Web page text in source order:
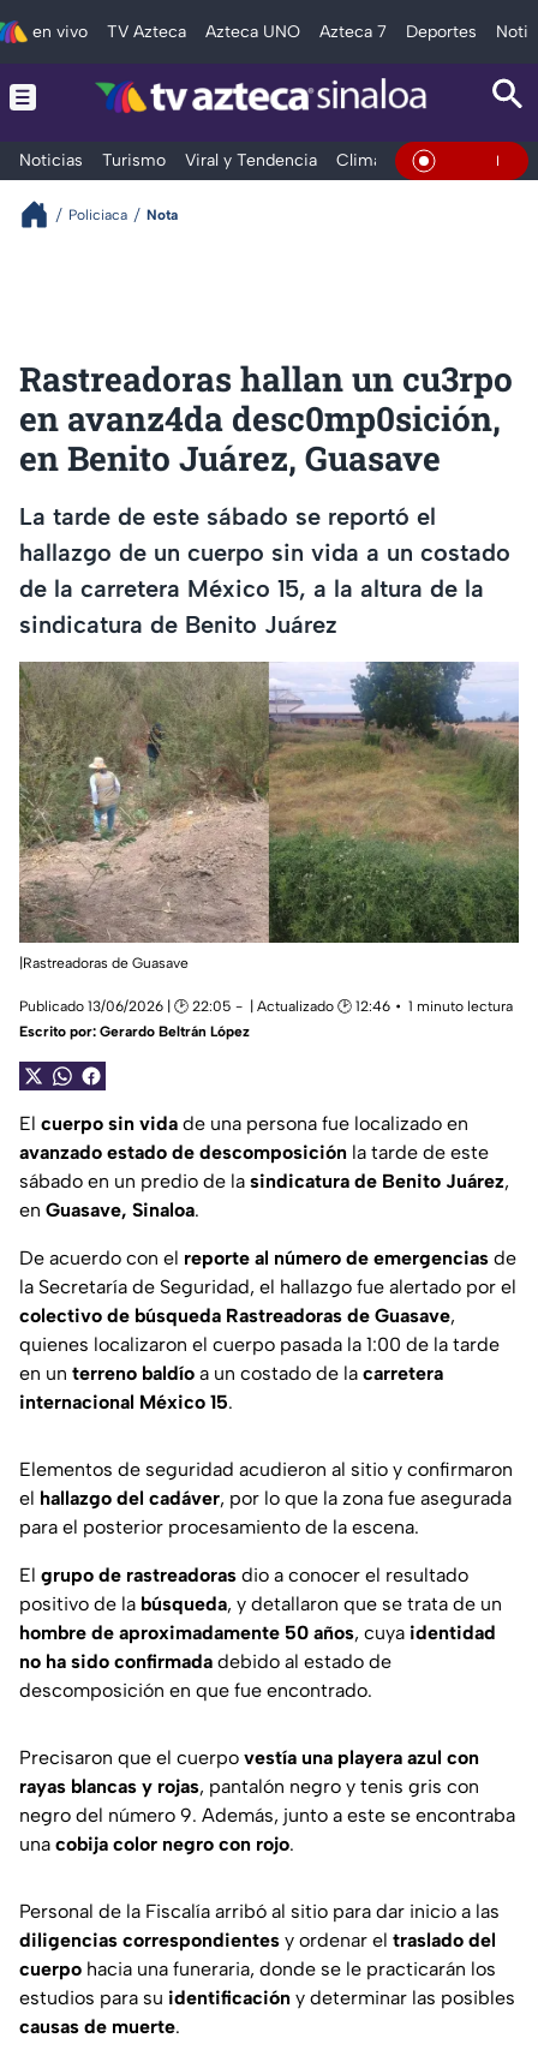
en vivo TV Azteca Azteca UNO Azteca 7 Deportes
Noticias Turismo Viral y Tendencia Clima Deportes En Vivo
Policiaca Nota
Rastreadoras hallan un cu3rpo
en avanz4da desc0mp0sición,
en Benito Juárez, Guasave
La tarde de este sábado se reportó el
hallazgo de un cuerpo sin vida a un costado
de la carretera México 15, a la altura de la
sindicatura de Benito Juárez
|Rastreadoras de Guasave
Publicado 13/06/2026 | 🕑 22:05 | Actualizado 🕑 12:46
1 minuto lectura
Escrito por: Gerardo Beltrán López
El cuerpo sin vida de una persona fue localizado en
avanzado estado de descomposición la tarde de este
sábado en un predio de la sindicatura de Benito Juárez,
en Guasave, Sinaloa.
De acuerdo con el reporte al número de emergencias de
la Secretaría de Seguridad, el hallazgo fue alertado por el
colectivo de búsqueda Rastreadoras de Guasave,
quienes localizaron el cuerpo pasada la 1:00 de la tarde
en un terreno baldío a un costado de la carretera
internacional México 15.
Elementos de seguridad acudieron al sitio y confirmaron
el hallazgo del cadáver, por lo que la zona fue asegurada
para el posterior procesamiento de la escena.
El grupo de rastreadoras dio a conocer el resultado
positivo de la búsqueda, y detallaron que se trata de un
hombre de aproximadamente 50 años, cuya identidad
no ha sido confirmada debido al estado de
descomposición en que fue encontrado.
Precisaron que el cuerpo vestía una playera azul con
rayas blancas y rojas, pantalón negro y tenis gris con
negro del número 9. Además, junto a este se encontraba
una cobija color negro con rojo.
Personal de la Fiscalía arribó al sitio para dar inicio a las
diligencias correspondientes y ordenar el traslado del
cuerpo hacia una funeraria, donde se le practicarán los
estudios para su identificación y determinar las posibles
causas de muerte.